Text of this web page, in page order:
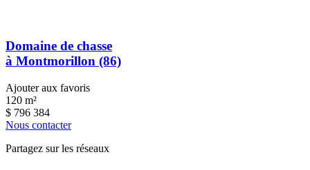
Domaine de chasse
à Montmorillon (86)
Ajouter aux favoris
120 m²
$ 796 384
Nous contacter
Partagez sur les réseaux